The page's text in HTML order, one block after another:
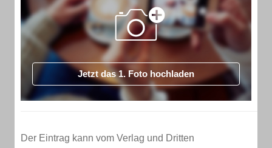
Jetzt das 1. Foto hochladen
Der Eintrag kann vom Verlag und Dritten